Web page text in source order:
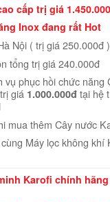
cấp trị giá
Inox đang rất Hot
Nội ( trị giá 250.000đ )
tổng trị giá 240.000đ
vụ phục hồi chức năng
giá 1.000.000đtại hệ
mua thêm Cây nước
Máy lọc không khí
Karofi chính